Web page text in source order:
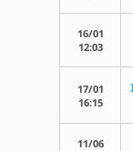
16/01
12:03
17/01
16:15
11/06